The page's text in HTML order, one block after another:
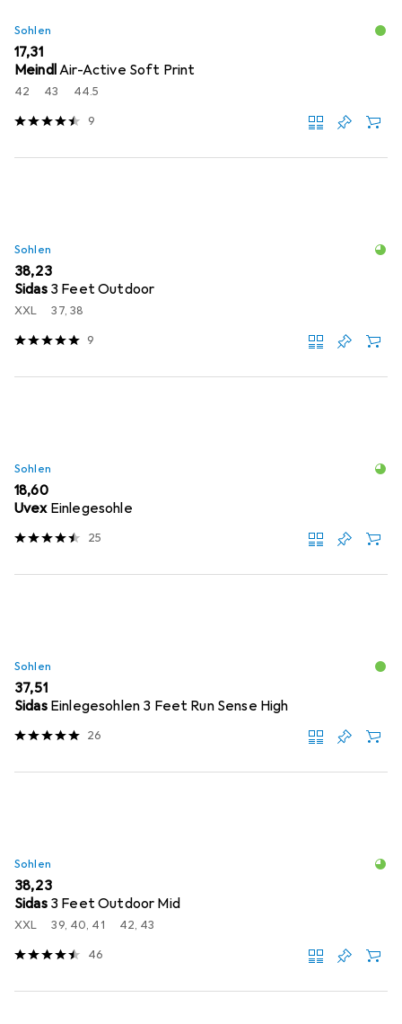
Sohlen
EUR
17,31
MeindlAir-Active Soft Print
42 43 44.5
9
Sohlen
EUR
38,23
Sidas 3 Feet Outdoor
XXL 37, 38
9
Sohlen
EUR
18,60
Uvex Einlegesohle
25
Sohlen
EUR
37,51
Sidas Einlegesohlen 3 Feet Run Sense High
26
Sohlen
EUR
38,23
Sidas 3 Feet Outdoor Mid
XXL 39, 40, 41 42, 43
46